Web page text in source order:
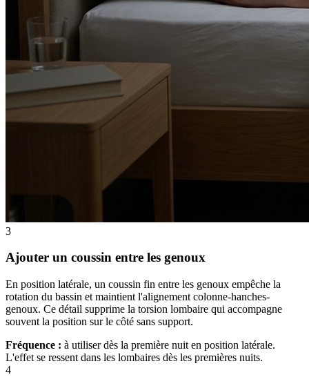
3
Ajouter un coussin entre les genoux
En position latérale, un coussin fin entre les genoux empêche la
rotation du bassin et maintient l'alignement colonne-hanches-
genoux. Ce détail supprime la torsion lombaire qui accompagne
souvent la position sur le côté sans support.
Fréquence : à utiliser dès la première nuit en position latérale.
L'effet se ressent dans les lombaires dès les premières nuits.
4